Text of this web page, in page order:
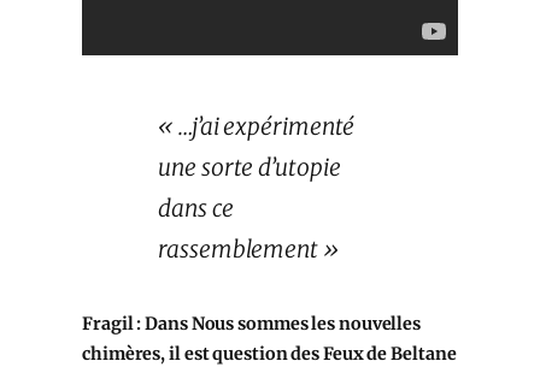
« …j’ai expérimenté
une sorte d’utopie
dans ce
rassemblement »
Fragil : Dans Nous sommes les nouvelles
chimères, il est question des Feux de Beltane